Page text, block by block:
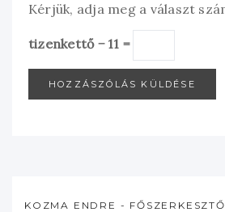
Kérjük, adja meg a választ
tizenkettő − 11 =
KOZMA ENDRE - FŐSZERKESZTŐ